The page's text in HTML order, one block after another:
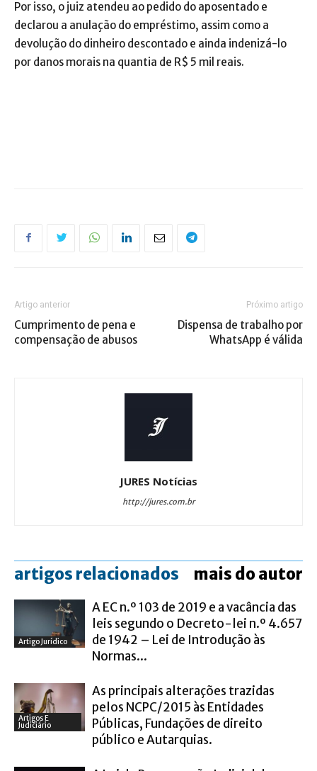
Por isso, o juiz atendeu ao pedido do aposentado e
declarou a anulação do empréstimo, assim como a
devolução do dinheiro descontado e ainda indenizá-lo
por danos morais na quantia de R$ 5 mil reais.
Artigo anterior
Cumprimento de pena e
compensação de abusos
Próximo artigo
Dispensa de trabalho por
WhatsApp é válida
JURES Notícias
http://jures.com.br
artigos relacionados mais do autor
Artigo Jurídico
A EC n.º 103 de 2019 e a vacância das
leis segundo o Decreto-lei n.º 4.657
de 1942 – Lei de Introdução às
Normas...
Artigos E
Judiciário
As principais alterações trazidas
pelos NCPC/2015 às Entidades
Públicas, Fundações de direito
público e Autarquias.